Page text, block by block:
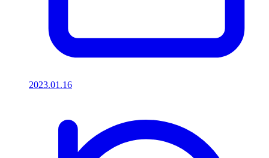
2023.01.16